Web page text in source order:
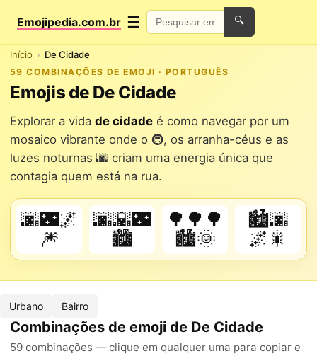
Emojipedia.com.br ☰ 🔍
Início De Cidade
59 COMBINAÇÕES DE EMOJI · PORTUGUÊS
Emojis de De Cidade
Explorar a vida de cidade é como navegar por um
mosaico vibrante onde o 🚇, os arranha-céus e as
luzes noturnas 🌆 criam uma energia única que
contagia quem está na rua.
🌆🌃🌌
🎆
🌆🌇🌃
🏙️
🌳🌳🌳
🏙️🌞
🏙️🌆
🌌🎇
Urbano Bairro
Combinações de emoji de De Cidade
59 combinações — clique em qualquer uma para copiar e